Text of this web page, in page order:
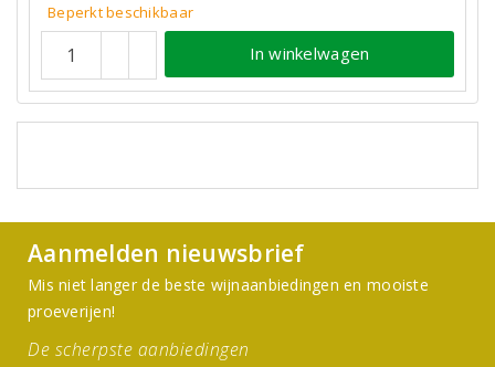
Beperkt beschikbaar
In winkelwagen
Aanmelden nieuwsbrief
Mis niet langer de beste wijnaanbiedingen en mooiste
proeverijen!
De scherpste aanbiedingen